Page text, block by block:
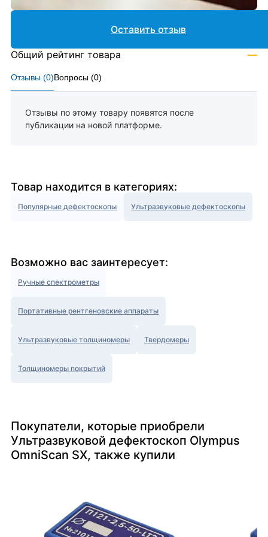
Отзывы (0)Вопросы (0)
Отзывы по этому товару появятся после
публикации на новой платформе.
Оставить отзыв
Общий рейтинг товара —
Товар находится в категориях:
Популярные дефектоскопы Ультразвуковые дефектоскопы
Возможно вас заинтересует:
Ручные спектрометры
Портативные рентгеновские аппараты
Ультразвуковые толщиномеры Твердомеры
Толщиномеры покрытий
Покупатели, которые приобрели
Ультразвуковой дефектоскоп Olympus
OmniScan SX, также купили